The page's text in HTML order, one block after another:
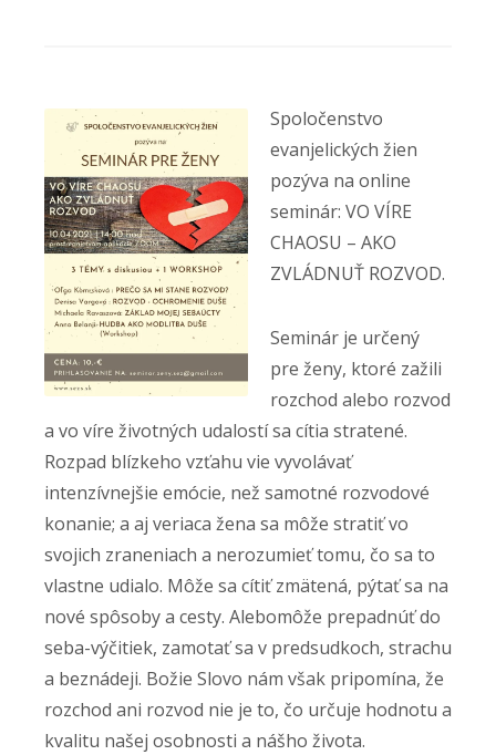
Spoločenstvo
evanjelických žien
pozýva na online
seminár: VO VÍRE
CHAOSU – AKO
ZVLÁDNUŤ ROZVOD.
Seminár je určený
pre ženy, ktoré zažili
rozchod alebo rozvod
a vo víre životných udalostí sa cítia stratené.
Rozpad blízkeho vzťahu vie vyvolávať
intenzívnejšie emócie, než samotné rozvodové
konanie; a aj veriaca žena sa môže stratiť vo
svojich zraneniach a nerozumieť tomu, čo sa to
vlastne udialo. Môže sa cítiť zmätená, pýtať sa na
nové spôsoby a cesty. Alebomôže prepadnúť do
seba-výčitiek, zamotať sa v predsudkoch, strachu
a beznádeji. Božie Slovo nám však pripomína, že
rozchod ani rozvod nie je to, čo určuje hodnotu a
kvalitu našej osobnosti a nášho života.